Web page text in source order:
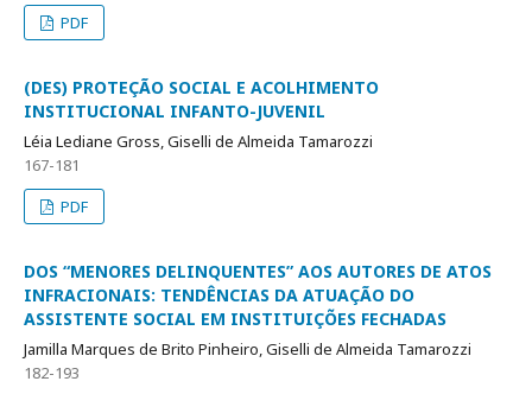
PDF
(DES) PROTEÇÃO SOCIAL E ACOLHIMENTO
INSTITUCIONAL INFANTO-JUVENIL
Léia Lediane Gross, Giselli de Almeida Tamarozzi
167-181
PDF
DOS “MENORES DELINQUENTES” AOS AUTORES DE ATOS
INFRACIONAIS: TENDÊNCIAS DA ATUAÇÃO DO
ASSISTENTE SOCIAL EM INSTITUIÇÕES FECHADAS
Jamilla Marques de Brito Pinheiro, Giselli de Almeida Tamarozzi
182-193